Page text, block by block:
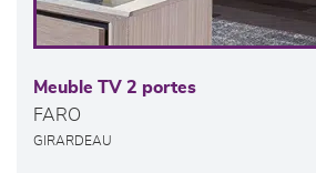
Meuble TV 2 portes
FARO
GIRARDEAU